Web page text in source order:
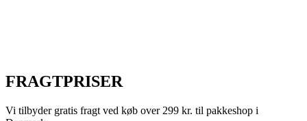
FRAGTPRISER
Vi tilbyder gratis fragt ved køb over 299 kr. til pakkeshop i